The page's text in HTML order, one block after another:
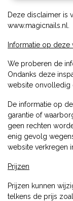
Deze disclaimer is
www.magicnails.nl.
Informatie op deze
We proberen de
Ondanks deze
website onvolledig
De informatie op
garantie of
geen rechten
enig gevolg
website verkregen
Prijzen
Prijzen kunnen
telkens de prijs